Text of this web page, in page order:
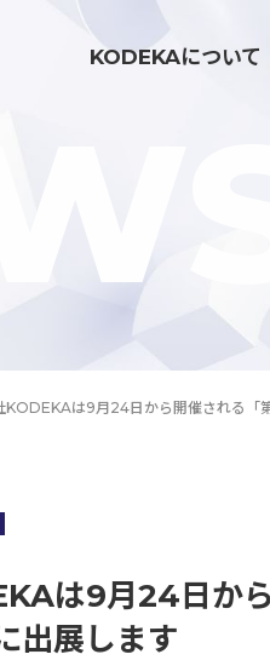
KODEKAについて
グ伴走支援
される「第6回 マーケティングWeek -大阪
KODEKAは9月24日から開催される
は9月24日か
出展します